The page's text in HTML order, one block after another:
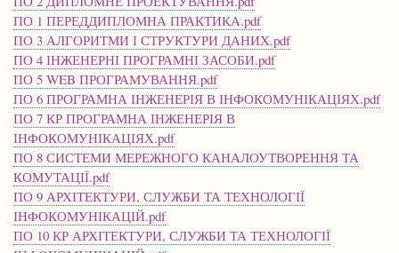
ПО 1 ПЕРЕДДИПЛОМНА ПРАКТИКА.pdf
ПО 3 АЛГОРИТМИ І СТРУКТУРИ ДАНИХ.pdf
ПО 4 ІНЖЕНЕРНІ ПРОГРАМНІ ЗАСОБИ.pdf
ПО 5 WEB ПРОГРАМУВАННЯ.pdf
ПО 6 ПРОГРАМНА ІНЖЕНЕРІЯ В ІНФОКОМУНІКАЦІЯХ.pdf
ПО 7 КР ПРОГРАМНА ІНЖЕНЕРІЯ В
ІНФОКОМУНІКАЦІЯХ.pdf
ПО 8 СИСТЕМИ МЕРЕЖНОГО КАНАЛОУТВОРЕННЯ ТА
КОМУТАЦІЇ.pdf
ПО 9 АРХІТЕКТУРИ, СЛУЖБИ ТА ТЕХНОЛОГІЇ
ІНФОКОМУНІКАЦІЙ.pdf
ПО 10 КР АРХІТЕКТУРИ, СЛУЖБИ ТА ТЕХНОЛОГІЇ